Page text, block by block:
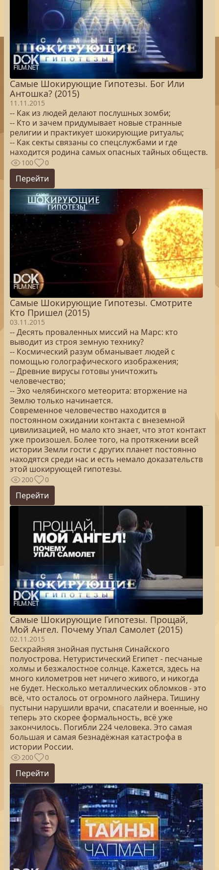
Самые Шокирующие Гипотезы. Бог Или
Антошка? (2015)
11.11.2015
-- Как из людей делают послушных зомби;
-- Кто и зачем придумывает новые странные
религии и практикует шокирующие ритуалы;
-- Как секты связаны со спецслужбами и где
находится родина самых опасных тайных обществ.
100 0
Перейти
Самые Шокирующие Гипотезы. Смотрите
Кто Пришел (2015)
03.11.2015
-- Десять проваленных миссий на Марс: кто
выводит из строя земную технику?
-- Космический разум обманывает людей с
помощью голографического изображения;
-- Древние вирусы готовы уничтожить
человечество;
-- Эхо челябинского метеорита: вторжение на
Землю только начинается.
Современное человечество находится в
постоянном ожидании контакта с внеземной
цивилизацией, но мало кто знает, что этот контакт
уже произошел. Более того, на протяжении всей
истории Земли гости с других планет постоянно
находятся среди нас и есть немало доказательств
этой шокирующей гипотезы.
200 0
Перейти
Самые Шокирующие Гипотезы. Прощай,
Мой Ангел. Почему Упал Самолет (2015)
02.11.2015
Бескрайняя знойная пустыня Синайского
полуострова. Нетуристический Египет - песчаные
холмы и безжалостное солнце. Кажется, здесь на
много километров нет ничего живого, и никогда
не будет. Несколько металлических обломков - это
всё, что осталось от огромного лайнера. Тишину
пустыни нарушили врачи, спасатели и военные, но
теперь это скорее формальность, всё уже
закончилось. Погибли 224 человека. Это самая
большая и самая безнадёжная катастрофа в
истории России.
200 0
Перейти